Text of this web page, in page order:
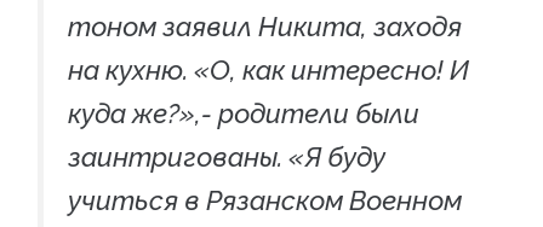
тоном заявил Никита, заходя
на кухню. «О, как интересно! И
куда же?»,- родители были
заинтригованы. «Я буду
учиться в Рязанском Военном